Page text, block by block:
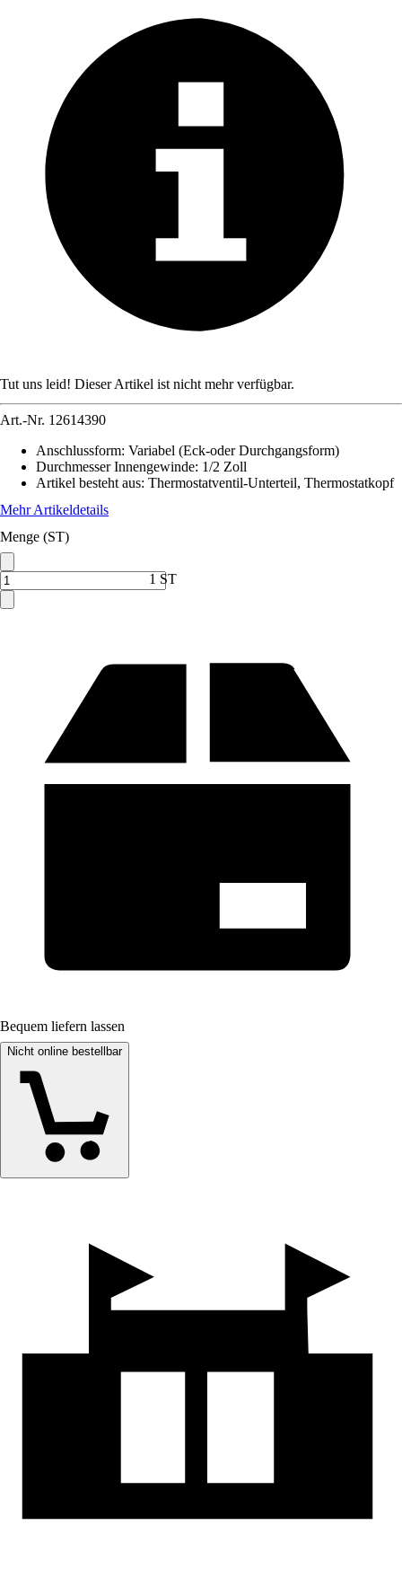
Tut uns leid! Dieser Artikel ist nicht mehr verfügbar.
Art.-Nr. 12614390
Anschlussform: Variabel (Eck-oder Durchgangsform)
Durchmesser Innengewinde: 1/2 Zoll
Artikel besteht aus: Thermostatventil-Unterteil, Thermostatkopf
Mehr Artikeldetails
Menge (ST)
1 ST
Bequem liefern lassen
Nicht online bestellbar